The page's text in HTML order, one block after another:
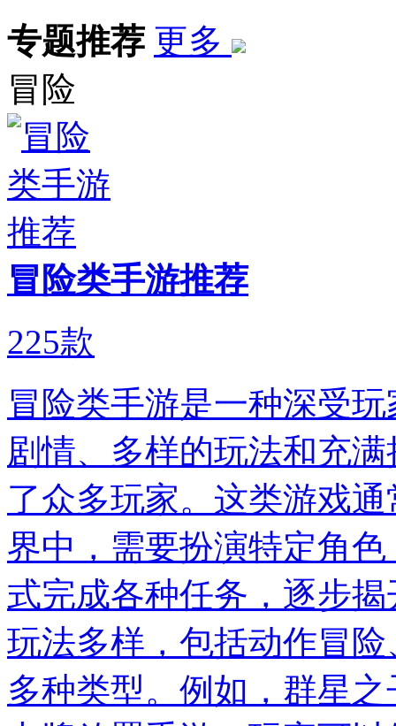
专题推荐 更多
冒险
冒险类手游推荐
225款
冒险类手游是一种深受
剧情、多样的玩法和充
了众多玩家。这类游戏
界中，需要扮演特定角
式完成各种任务，逐步
玩法多样，包括动作冒
多种类型。例如，群星